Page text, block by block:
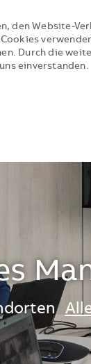
den Website-
Durch die
einverstanden.